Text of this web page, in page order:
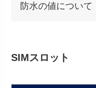
防水の値について
SIMスロット